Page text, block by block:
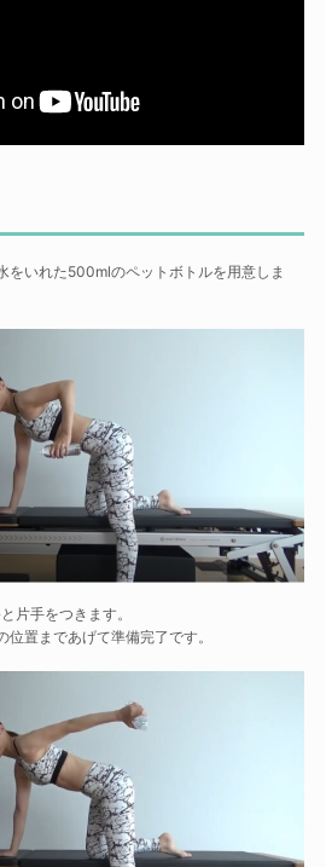
をいれた500mlのペットボトルを用意しま
手をつきます。
置まであげて準備完了です。